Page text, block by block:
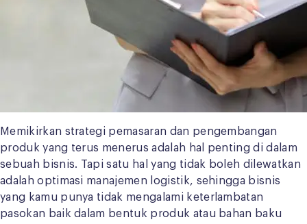
Memikirkan strategi pemasaran dan pengembangan
produk yang terus menerus adalah hal penting di dalam
sebuah bisnis. Tapi satu hal yang tidak boleh dilewatkan
adalah optimasi manajemen logistik, sehingga bisnis
yang kamu punya tidak mengalami keterlambatan
pasokan baik dalam bentuk produk atau bahan baku